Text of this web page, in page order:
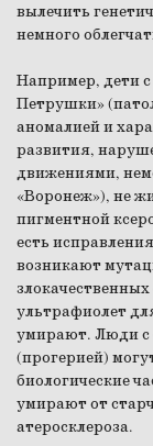
вылечить
немного
Например, дети
Петрушки»
аномалией и
развития,
движениями,
«Воронеж»), не
пигментной
есть
возникают
ультрафиолет
умирают. Люди с
(прогерией)
биологические
умирают от
атеросклероза.